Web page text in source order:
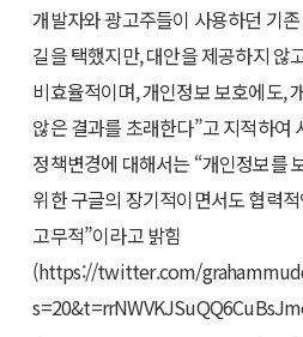
개발자와 광고주들이 사용하던 기
길을 택했지만, 대안을 제공하지 않
비효율적이며, 개인정보 보호에도,
않은 결과를 초래한다”고 지적하여
정책변경에 대해서는 “개인정보를
위한 구글의 장기적이면서도 협력
고무적”이라고 밝힘
(https://twitter.com/